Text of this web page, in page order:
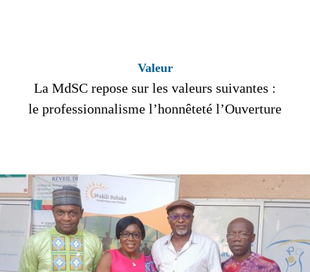
Valeur
La MdSC repose sur les valeurs suivantes :
le professionnalisme l’honnêteté l’Ouverture